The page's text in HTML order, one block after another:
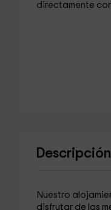
directamente
Nuestro
disfrutar de las